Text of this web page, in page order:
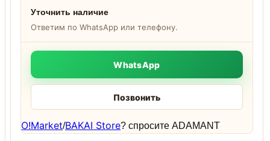
Уточнить наличие
Ответим по WhatsApp или телефону.
WhatsApp
Позвонить
O!Market/BAKAI Store? спросите ADAMANT